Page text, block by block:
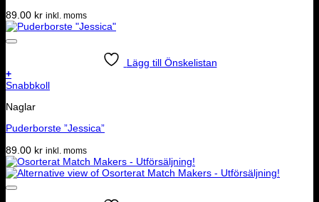
89.00 kr inkl. moms
Lägg till Önskelistan
+
Snabbkoll
Naglar
Puderborste ”Jessica”
89.00 kr inkl. moms